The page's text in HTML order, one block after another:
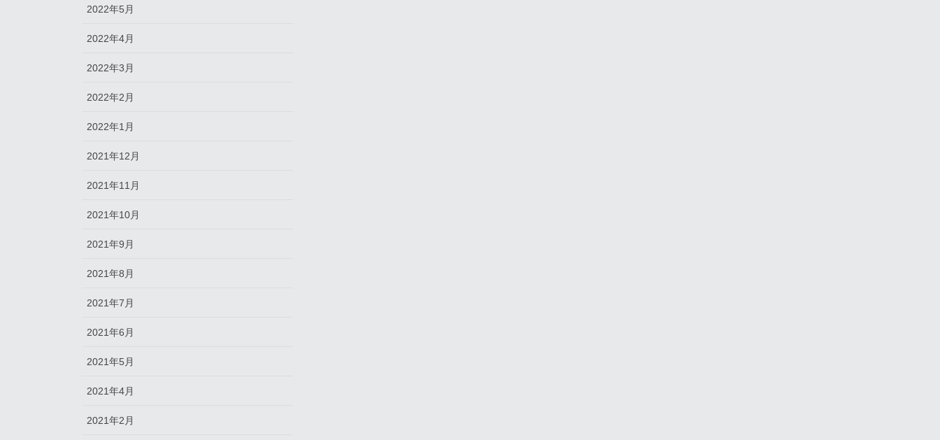
2022年5月
2022年4月
2022年3月
2022年2月
2022年1月
2021年12月
2021年11月
2021年10月
2021年9月
2021年8月
2021年7月
2021年6月
2021年5月
2021年4月
2021年2月